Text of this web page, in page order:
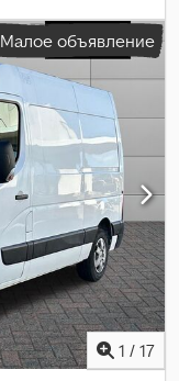
Малое объявление
1 / 17